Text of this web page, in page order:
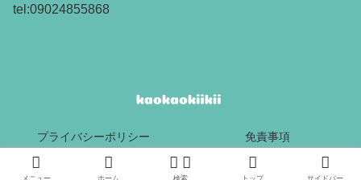
tel:09024855868
プライバシーポリシー 免責事項
Copyright © 2017 kaokaokiikii All Rights Reserved.
メニュー ホーム 検索 トップ サイドバー